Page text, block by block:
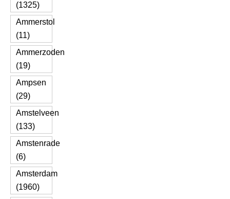
(1325)
Ammerstol
(11)
Ammerzoden
(19)
Ampsen
(29)
Amstelveen
(133)
Amstenrade
(6)
Amsterdam
(1960)